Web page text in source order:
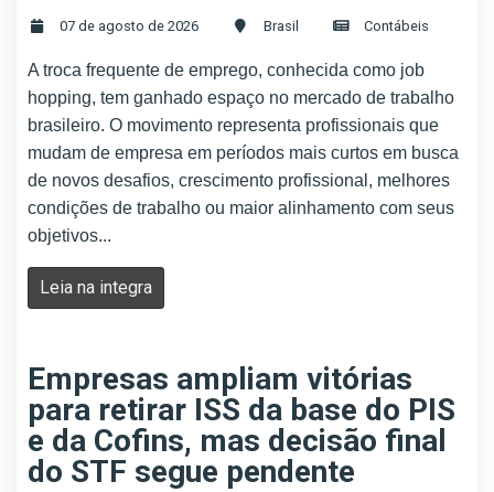
07 de agosto de 2026 Brasil Contábeis
A troca frequente de emprego, conhecida como job
hopping, tem ganhado espaço no mercado de trabalho
brasileiro. O movimento representa profissionais que
mudam de empresa em períodos mais curtos em busca
de novos desafios, crescimento profissional, melhores
condições de trabalho ou maior alinhamento com seus
objetivos...
Leia na integra
Empresas ampliam vitórias
para retirar ISS da base do PIS
e da Cofins, mas decisão final
do STF segue pendente